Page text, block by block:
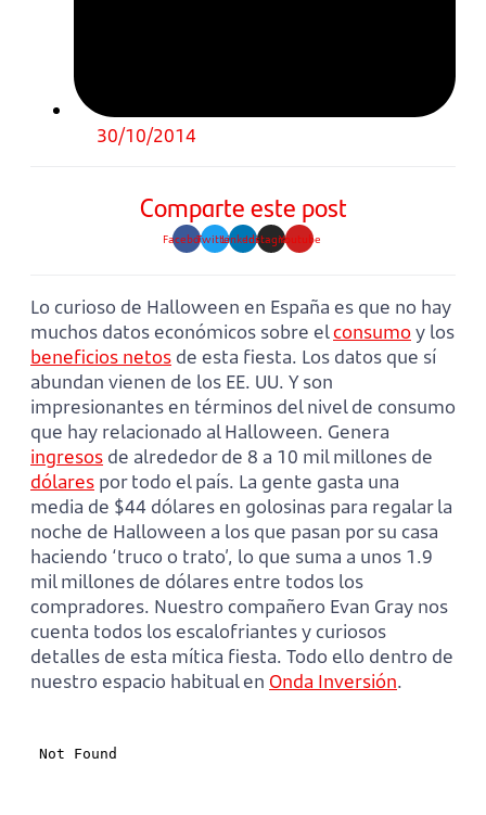
30/10/2014
Comparte este post
FacebookTwitterLinkedinInstagramYoutube
Lo curioso de Halloween en España es que no hay
muchos datos económicos sobre elconsumoy los
beneficios netos de esta fiesta. Los datos que sí
abundan vienen de los EE. UU. Y son
impresionantes en términos del nivel de consumo
que hay relacionado al Halloween. Genera
ingresos de alrededor de 8 a 10 mil millones de
dólares por todo el país. La gente gasta una
media de $44 dólares en golosinas para regalar la
noche de Halloween a los que pasan por su casa
haciendo ‘truco o trato’, lo que suma a unos 1.9
mil millones de dólares entre todos los
compradores. Nuestro compañero Evan Gray nos
cuenta todos los escalofriantes y curiosos
detalles de esta mítica fiesta. Todo ello dentro de
nuestro espacio habitual en Onda Inversión.